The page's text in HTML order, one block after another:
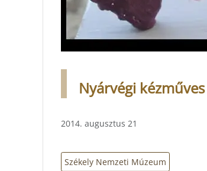
Nyárvégi
2014. augusztus 21
Székely Nemzeti Múzeum